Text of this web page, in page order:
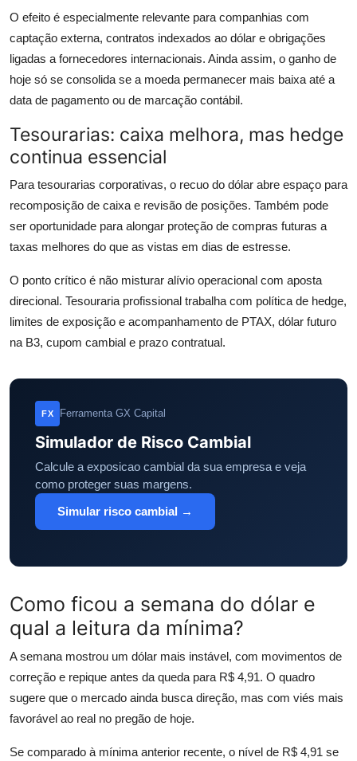
O efeito é especialmente relevante para companhias com
captação externa, contratos indexados ao dólar e obrigações
ligadas a fornecedores internacionais. Ainda assim, o ganho de
hoje só se consolida se a moeda permanecer mais baixa até a
data de pagamento ou de marcação contábil.
Tesourarias: caixa melhora, mas hedge
continua essencial
Para tesourarias corporativas, o recuo do dólar abre espaço para
recomposição de caixa e revisão de posições. Também pode
ser oportunidade para alongar proteção de compras futuras a
taxas melhores do que as vistas em dias de estresse.
O ponto crítico é não misturar alívio operacional com aposta
direcional. Tesouraria profissional trabalha com política de hedge,
limites de exposição e acompanhamento de PTAX, dólar futuro
na B3, cupom cambial e prazo contratual.
FX Ferramenta GX Capital
Simulador de Risco Cambial
Calcule a exposicao cambial da sua empresa e veja
como proteger suas margens.
Simular risco cambial →
Como ficou a semana do dólar e
qual a leitura da mínima?
A semana mostrou um dólar mais instável, com movimentos de
correção e repique antes da queda para R$ 4,91. O quadro
sugere que o mercado ainda busca direção, mas com viés mais
favorável ao real no pregão de hoje.
Se comparado à mínima anterior recente, o nível de R$ 4,91 se